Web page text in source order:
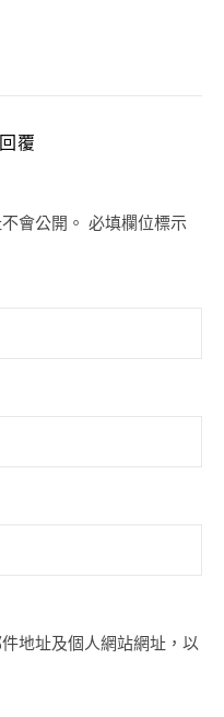
覆
會公開。 必填欄位標示
地址及個人網站網址，以